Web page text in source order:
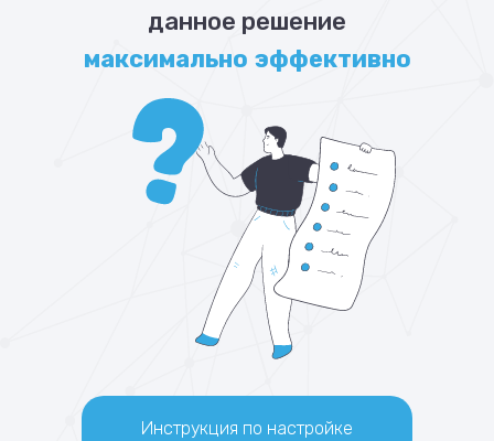
данное решение
максимально эффективно
Инструкция по настройке